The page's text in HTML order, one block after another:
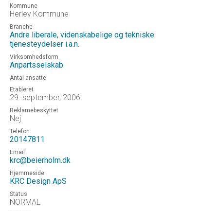
Kommune
Herlev Kommune
Branche
Andre liberale, videnskabelige og tekniske
tjenesteydelser i.a.n.
Virksomhedsform
Anpartsselskab
Antal ansatte
Etableret
29. september, 2006
Reklamebeskyttet
Nej
Telefon
20147811
Email
krc@beierholm.dk
Hjemmeside
KRC Design ApS
Status
NORMAL